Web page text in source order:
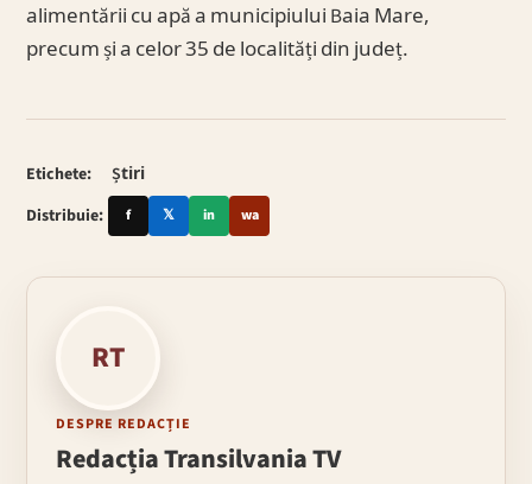
alimentării cu apă a municipiului Baia Mare,
precum și a celor 35 de localități din județ.
Etichete:
Știri
Distribuie:
f 𝕏 in wa
RT
DESPRE REDACȚIE
Redacția Transilvania TV